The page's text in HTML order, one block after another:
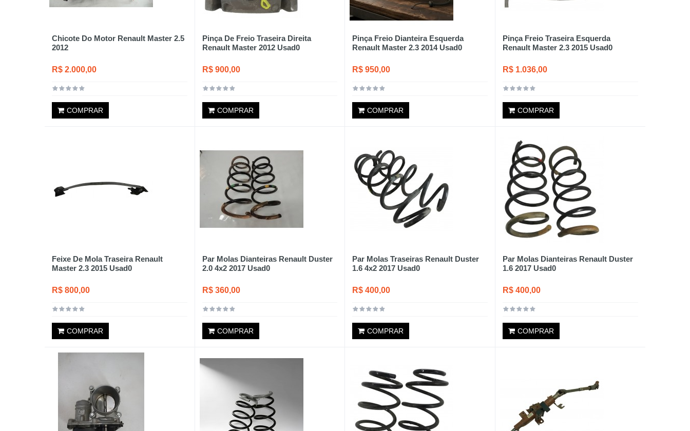
Chicote Do Motor Renault Master 2.5
2012
R$ 2.000,00
COMPRAR
Pinça De Freio Traseira Direita
Renault Master 2012 Usad0
R$ 900,00
COMPRAR
Pinça Freio Dianteira Esquerda
Renault Master 2.3 2014 Usad0
R$ 950,00
COMPRAR
Pinça Freio Traseira Esquerda
Renault Master 2.3 2015 Usad0
R$ 1.036,00
COMPRAR
Feixe De Mola Traseira Renault
Master 2.3 2015 Usad0
R$ 800,00
COMPRAR
Par Molas Dianteiras Renault Duster
2.0 4x2 2017 Usad0
R$ 360,00
COMPRAR
Par Molas Traseiras Renault Duster
1.6 4x2 2017 Usad0
R$ 400,00
COMPRAR
Par Molas Dianteiras Renault Duster
1.6 2017 Usad0
R$ 400,00
COMPRAR